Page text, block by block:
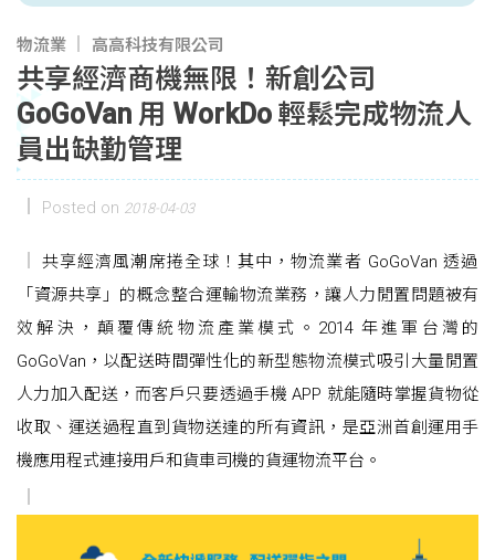
物流業 高高科技有限公司
共享經濟商機無限！新創公司
GoGoVan 用 WorkDo 輕鬆完成物流人
員出缺勤管理
Posted on 2018-04-03
共享經濟風潮席捲全球！其中，物流業者 GoGoVan 透過
「資源共享」的概念整合運輸物流業務，讓人力閒置問題被有
效解決，顛覆傳統物流產業模式。2014 年進軍台灣的
GoGoVan，以配送時間彈性化的新型態物流模式吸引大量閒置
人力加入配送，而客戶只要透過手機 APP 就能隨時掌握貨物從
收取、運送過程直到貨物送達的所有資訊，是亞洲首創運用手
機應用程式連接用戶和貨車司機的貨運物流平台。